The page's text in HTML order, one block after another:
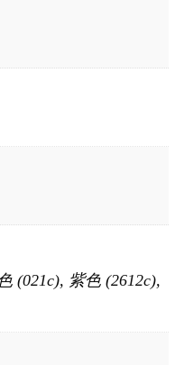
(021c), 紫色 (2612c),